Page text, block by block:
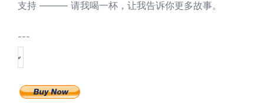
支持 ——— 请我喝一杯，让我告诉你更多故事。
---